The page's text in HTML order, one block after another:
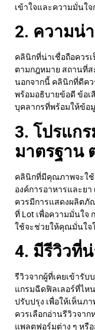
เข้าใจและความมั่นใ
2. ความน่
คลินิกที่น่าเชื่อถือควร
ตามกฎหมาย สถานที่ส
นอกจากนี้ คลินิกที่ดีคว
พร้อมอธิบายข้อดี ข้อเ
บุคลากรที่พร้อมให้ข้อ
3. โปรแก
มาตรฐาน
คลินิกที่มีคุณภาพจะใช้
องค์การอาหารและย
ควรมีการแสดงผลิตภั
ที่ Lot เพื่อความมั่นใจ
ใช้จะช่วยให้คุณมั่นใ
4. มีรีวิวที่
รีวิวจากผู้ที่เคยเข้ารั
แกรมฉีดฟิลเลอร์ที่ไห
ปรับปรุง เพื่อให้เห็นภ
ควรเลือกอ่านรีวิวจาก
แพลตฟอร์มต่าง ๆ หรื